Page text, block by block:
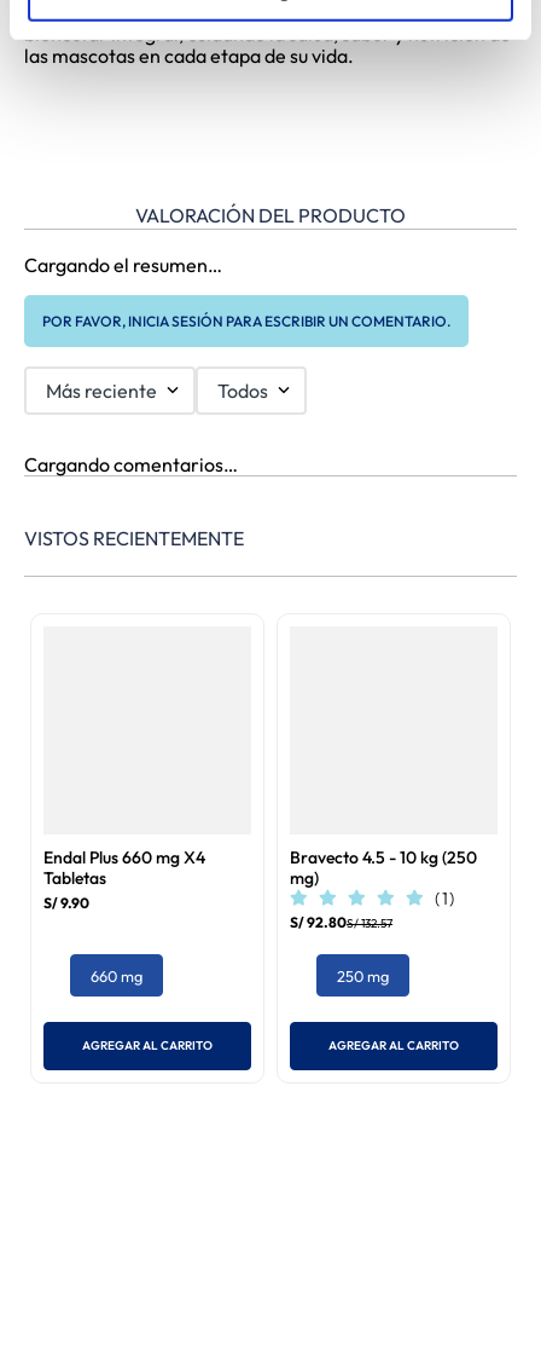
condiciones médicas específicas. Juntas, ofrecen
las mascotas en cada etapa de su vida.
VALORACIÓN DEL PRODUCTO
Cargando el resumen…
POR FAVOR, INICIA SESIÓN PARA ESCRIBIR UN COMENTARIO.
Más reciente Todos
Cargando comentarios…
VISTOS RECIENTEMENTE
Endal Plus 660 mg X4
Tabletas
S/9.90
660 mg
AGREGAR AL CARRITO
Bravecto 4.5 - 10 kg (250
mg)
(1)
S/92.80S/132.57
250 mg
AGREGAR AL CARRITO